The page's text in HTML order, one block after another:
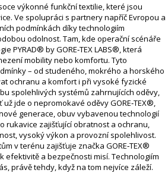
výkonné funkční textilie, které jsou
Ve spolupráci s partnery napříč Evropou a
podmínkách díky technologiím
odolnost. Tam, kde operační scénáře
PYRAD® by GORE‑TEX LABS®, která
mobility nebo komfortu. Tyto
– od studeného, mokrého a horského
ochranu a komfort i při vysoké fyzické
spolehlivých systémů zahrnujících oděvy,
jde o nepromokavé oděvy GORE‑TEX®,
generace, obuv vybavenou technologií
rukavice zajišťující obratnost a ochranu,
vysoký výkon a provozní spolehlivost.
v terénu zajišťuje značka GORE‑TEX®
a bezpečnosti misí. Technologiím
právě tehdy, když na tom nejvíce záleží.